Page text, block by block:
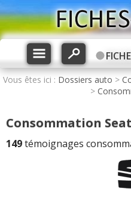
Vous êtes ici : Dossiers auto >
>
Consommation Seat
149témoignages